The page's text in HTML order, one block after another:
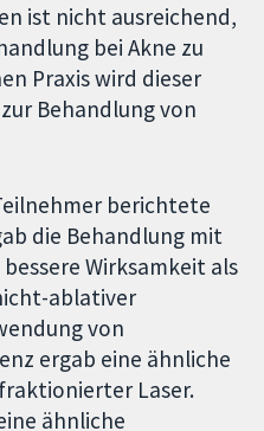
ist nicht ausreichend,
bei Akne zu
Praxis wird dieser
Behandlung von
berichtete
die Behandlung mit
Wirksamkeit als
ablativer
von
ergab eine ähnliche
Laser.
ähnliche